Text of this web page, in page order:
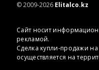
© 2009-2026 Elitalco.kz
Сайт носит
рекламой.
Сделка купли-продажи
осуществляется на